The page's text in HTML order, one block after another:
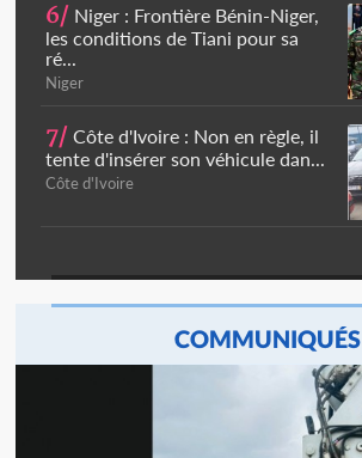
6/ Niger : Frontière Bénin-Niger,
les conditions de Tiani pour sa
ré...
Niger
7/ Côte d'Ivoire : Non en règle, il
tente d'insérer son véhicule dan...
Côte d'Ivoire
COMMUNIQUÉS